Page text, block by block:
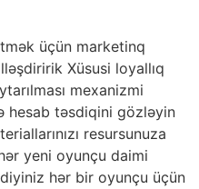
üçün marketinq
Xüsusi loyallıq
mexanizmi
hesab təsdiqini gözləyin
resursunuza
yeni oyunçu daimi
hər bir oyunçu üçün